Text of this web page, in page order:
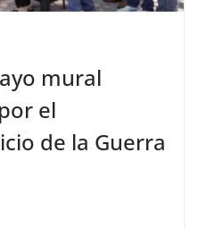
mural
el
de la Guerra